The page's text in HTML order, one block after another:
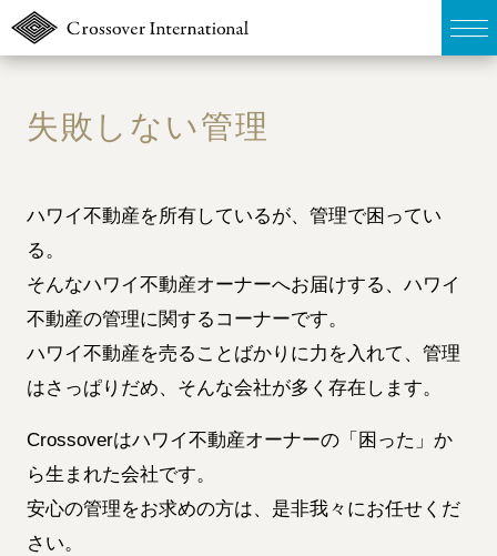
TOP
無料簡易査定
ウェブマガジン
お問い合わせ
03-6822-3235
失敗しない管理
ハワイ不動産を所有しているが、管理で困ってい
る。
そんなハワイ不動産オーナーへお届けする、ハワイ
不動産の管理に関するコーナーです。
ハワイ不動産を売ることばかりに力を入れて、管理
はさっぱりだめ、そんな会社が多く存在します。
Crossoverはハワイ不動産オーナーの「困った」か
ら生まれた会社です。
安心の管理をお求めの方は、是非我々にお任せくだ
さい。